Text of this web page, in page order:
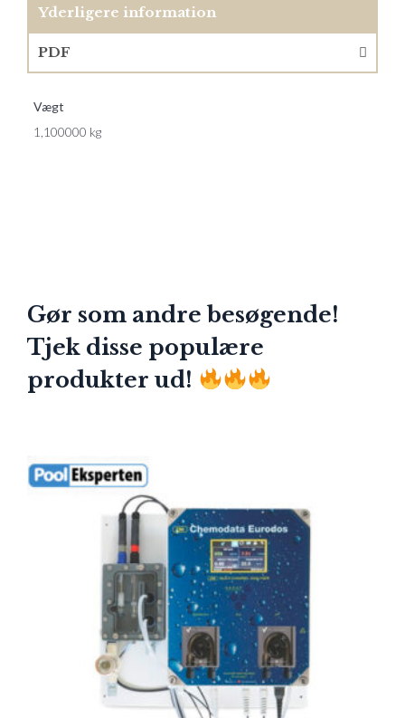
Yderligere information
PDF
Vægt
1,100000 kg
Gør som andre besøgende!
Tjek disse populære
produkter ud!